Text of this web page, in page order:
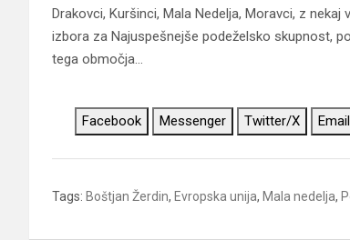
Drakovci, Kuršinci, Mala Nedelja, Moravci, z
izbora za Najuspešnejše podeželsko skupnost,
tega območja…
Facebook Messenger Twitter/X Email
Tags: Boštjan Žerdin, Evropska unija, Mala nedelja,